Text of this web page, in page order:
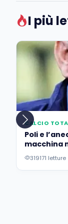
I più
CALCIO
Poli e
macchina
319171 letture